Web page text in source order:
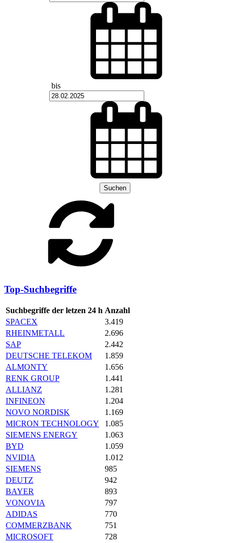
bis
Suchen
Top-Suchbegriffe
Suchbegriffe der letzen 24 h Anzahl
SPACEX
3.419
RHEINMETALL
2.696
SAP
2.442
DEUTSCHE TELEKOM
1.859
ALMONTY
1.656
RENK GROUP
1.441
ALLIANZ
1.281
INFINEON
1.204
NOVO NORDISK
1.169
MICRON TECHNOLOGY
1.085
SIEMENS ENERGY
1.063
BYD
1.059
NVIDIA
1.012
SIEMENS
985
DEUTZ
942
BAYER
893
VONOVIA
797
ADIDAS
770
COMMERZBANK
751
MICROSOFT
728